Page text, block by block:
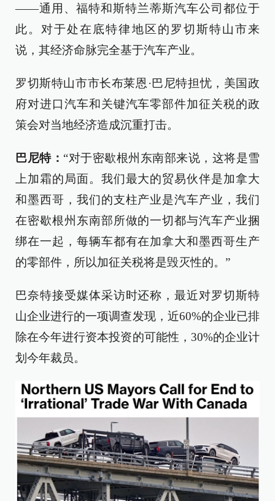
——通用、福特和斯特兰蒂斯汽车公司都位于
此。对于处在底特律地区的罗切斯特山市来
说，其经济命脉完全基于汽车产业。
罗切斯特山市市长布莱恩·巴尼特担忧，美国政
府对进口汽车和关键汽车零部件加征关税的政
策会对当地经济造成沉重打击。
巴尼特： “对于密歇根州东南部来说，这将是雪
上加霜的局面。我们最大的贸易伙伴是加拿大
和墨西哥，我们的支柱产业是汽车产业，我们
在密歇根州东南部所做的一切都与汽车产业捆
绑在一起，每辆车都有在加拿大和墨西哥生产
的零部件，所以加征关税将是毁灭性的。”
巴奈特接受媒体采访时还称，最近对罗切斯特
山企业进行的一项调查发现，近60%的企业已排
除在今年进行资本投资的可能性，30%的企业计
划今年裁员。